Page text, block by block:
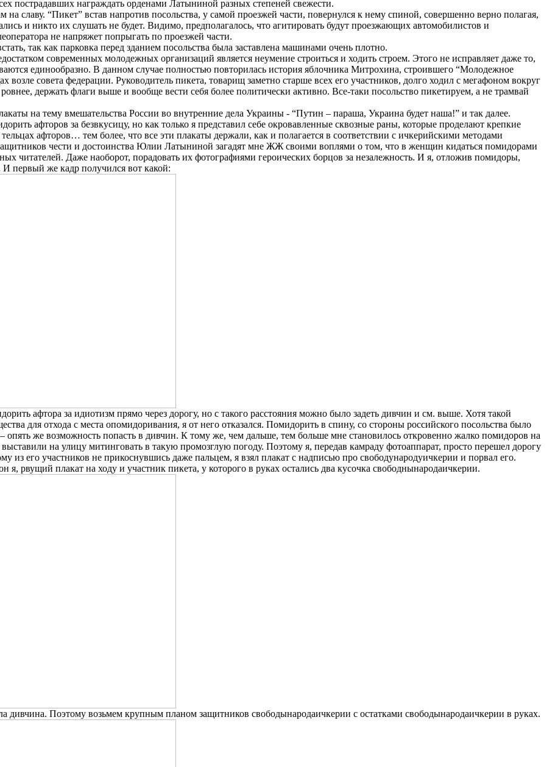
пострадавших награждать орденами Латыниной разных степеней свежести.
на славу. “Пикет” встав напротив посольства, у самой проезжей части, повернулся к нему спиной, совершенно верно полагая,
и никто их слушать не будет. Видимо, предполагалось, что агитировать будут проезжающих автомобилистов и
не напряжет попрыгать по проезжей части.
так как парковка перед зданием посольства была заставлена машинами очень плотно.
современных молодежных организаций является неумение строиться и ходить строем. Этого не исправляет даже то,
единообразно. В данном случае полностью повторилась история яблочника Митрохина, строившего “Молодежное
возле совета федерации. Руководитель пикета, товарищ заметно старше всех его участников, долго ходил с мегафоном вокруг
держать флаги выше и вообще вести себя более политически активно. Все-таки посольство пикетируем, а не трамвай
на тему вмешательства России во внутренние дела Украины - “Путин – параша, Украина будет наша!” и так далее.
афторов за безвкусицу, но как только я представил себе окровавленные сквозные раны, которые проделают крепкие
афторов… тем более, что все эти плакаты держали, как и полагается в соответствии с ичкерийскими методами
чести и достоинства Юлии Латыниной загадят мне ЖЖ своими воплями о том, что в женщин кидаться помидорами
читателей. Даже наоборот, порадовать их фотографиями героических борцов за незалежность. И я, отложив помидоры,
первый же кадр получился вот какой:
афтора за идиотизм прямо через дорогу, но с такого расстояния можно было задеть дивчин и см. выше. Хотя такой
для отхода с места опомидоривания, я от него отказался. Помидорить в спину, со стороны российского посольства было
опять же возможность попасть в дивчин. К тому же, чем дальше, тем больше мне становилось откровенно жалко помидоров на
на улицу митинговать в такую промозглую погоду. Поэтому я, передав камраду фотоаппарат, просто перешел дорогу
из его участников не прикоснувшись даже пальцем, я взял плакат с надписью про свободународуичкерии и порвал его.
я, рвущий плакат на ходу и участник пикета, у которого в руках остались два кусочка свободнынародаичкерии.
дивчина. Поэтому возьмем крупным планом защитников свободынародаичкерии с остатками свободынародаичкерии в руках.